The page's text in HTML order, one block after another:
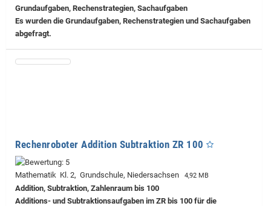
Grundaufgaben, Rechenstrategien, Sachaufgaben
Es wurden die Grundaufgaben, Rechenstrategien und Sachaufgaben
abgefragt.
Rechenroboter Addition Subtraktion ZR 100
Mathematik Kl. 2, Grundschule, Niedersachsen 4,92 MB
Addition, Subtraktion, Zahlenraum bis 100
Additions- und Subtraktionsaufgaben im ZR bis 100 für die